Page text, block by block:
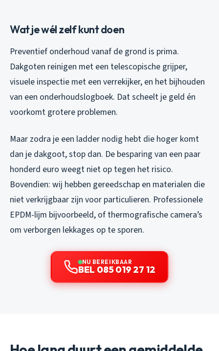
Wat je wél zelf kunt doen
Preventief onderhoud vanaf de grond is prima.
Dakgoten reinigen met een telescopische grijper,
visuele inspectie met een verrekijker, en het bijhouden
van een onderhoudslogboek. Dat scheelt je geld én
voorkomt grotere problemen.
Maar zodra je een ladder nodig hebt die hoger komt
dan je dakgoot, stop dan. De besparing van een paar
honderd euro weegt niet op tegen het risico.
Bovendien: wij hebben gereedschap en materialen die
niet verkrijgbaar zijn voor particulieren. Professionele
EPDM-lijm bijvoorbeeld, of thermografische camera’s
om verborgen lekkages op te sporen.
NU BEREIKBAAR
BEL 085 019 27 12